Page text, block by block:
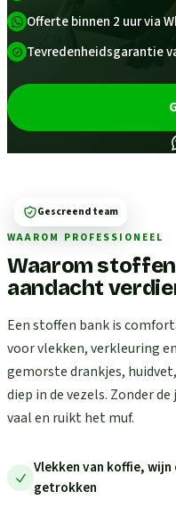
Offerte binnen 2 uur via
Tevredenheidsgarantie
WAAROM PROFESSIONEEL
Waarom
aandacht
Een stoffen bank is
voor vlekken, verkleuring
gemorste drankjes,
diep in de vezels. Zonder
vaal en ruikt het muf.
Vlekken van koffie,
getrokken
Gescreend team